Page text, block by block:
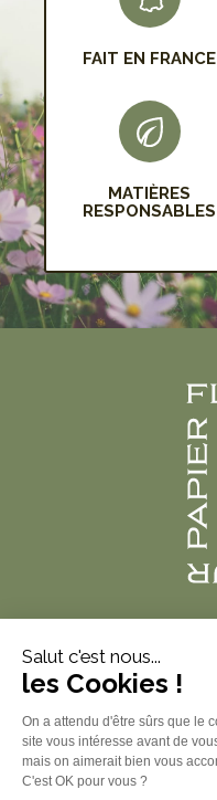
FAIT EN FRANCE
MATIÈRES
RESPONSABLES
Produits
À propos